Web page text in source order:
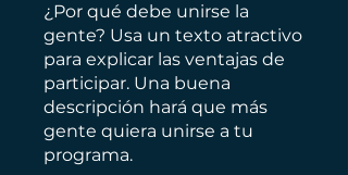
¿Por qué debe unirse la
gente? Usa un texto atractivo
para explicar las ventajas de
participar. Una buena
descripción hará que más
gente quiera unirse a tu
programa.